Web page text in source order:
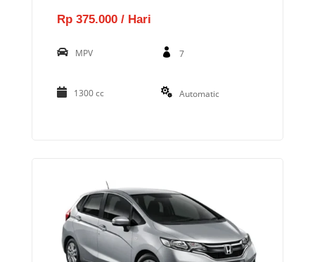
Rp 375.000 / Hari
MPV 7
1300 cc Automatic